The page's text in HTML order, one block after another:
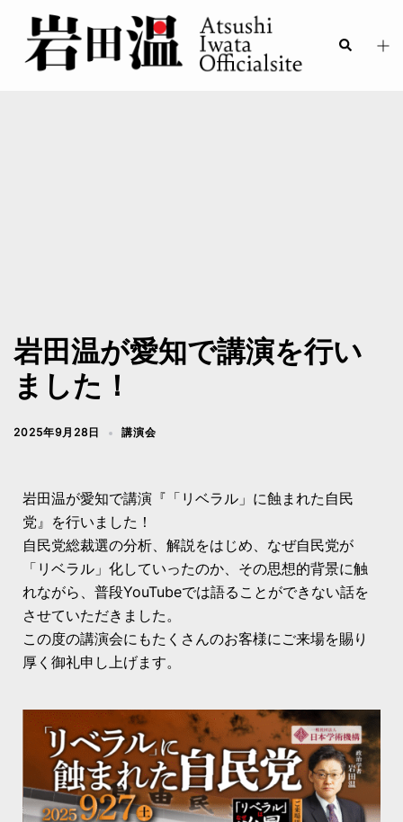
岩田温が愛知で講演を行い
ました！
2025年9月28日 講演会
岩田温が愛知で講演『「リベラル」に蝕まれた自民
党』を行いました！
自民党総裁選の分析、解説をはじめ、なぜ自民党が
「リベラル」化していったのか、その思想的背景に触
れながら、普段YouTubeでは語ることができない話を
させていただきました。
この度の講演会にもたくさんのお客様にご来場を賜り
厚く御礼申し上げます。